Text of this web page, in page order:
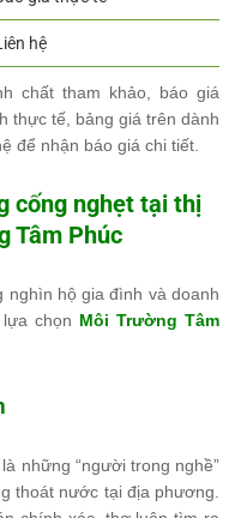
hệ
chất tham khảo, báo giá
thực tế, bảng giá trên dành
để nhận báo giá chi tiết.
cống nghẹt tại thị
Tâm Phúc
nghìn hộ gia đình và doanh
chọn Môi Trường Tâm
những “người trong nghề”
thoát nước tại địa phương.